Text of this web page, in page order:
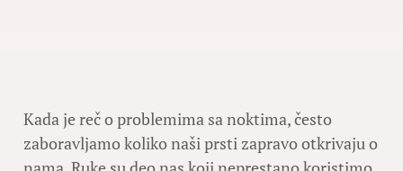
Kada je reč o problemima sa noktima, često
zaboravljamo koliko naši prsti zapravo otkrivaju o